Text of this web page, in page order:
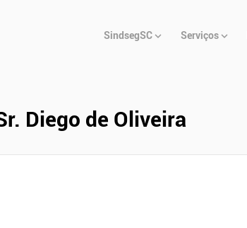
Principal
SindsegSC Serviços
Diego de Oliveira